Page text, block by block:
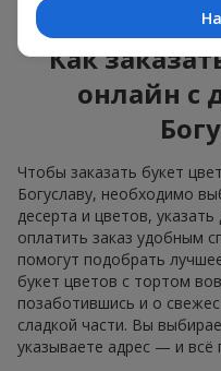
праздничном столе, и на
Как
онлайн с
Чтобы заказать букет
Богуславу, необходимо
десерта и цветов,
оплатить заказ удобным
помогут подобрать
букет цветов с тортом
позаботившись и о
сладкой части. Вы
указываете адрес — и всё